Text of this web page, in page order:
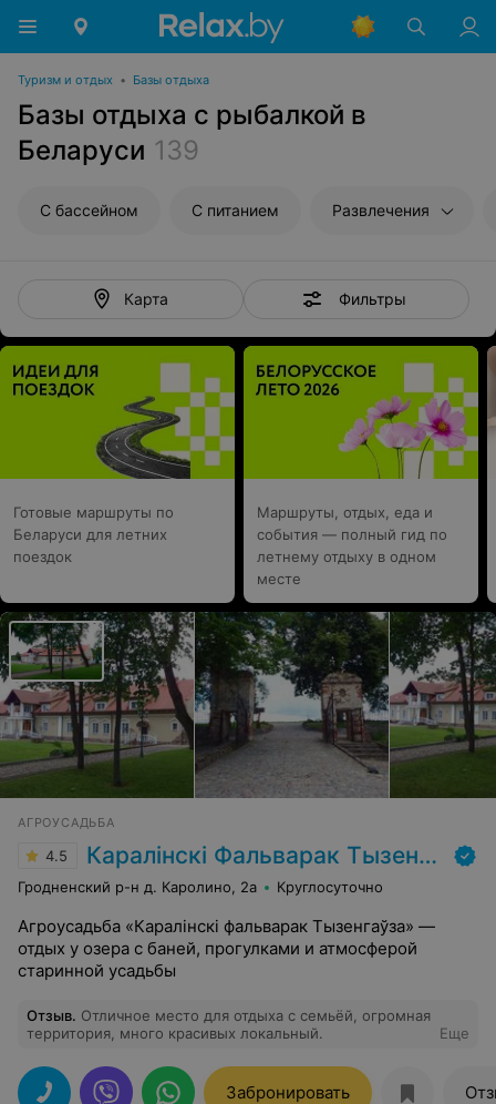
Туризм и отдых • Базы отдыха
Базы отдыха с рыбалкой в
Беларуси 139
С бассейном С питанием Развлечения
Карта Фильтры
Готовые маршруты по
Беларуси для летних
поездок
Маршруты, отдых, еда и
события — полный гид по
летнему отдыху в одном
месте
АГРОУСАДЬБА
4.5 Каралінскі Фальварак Тызенгаўза
Гродненский р-н д. Каролино, 2а Круглосуточно
Агроусадьба «Каралінскі фальварак Тызенгаўза» —
отдых у озера с баней, прогулками и атмосферой
старинной усадьбы
Отзыв. Отличное место для отдыха с семьёй, огромная
территория, много красивых локальный.
Еще
Забронировать